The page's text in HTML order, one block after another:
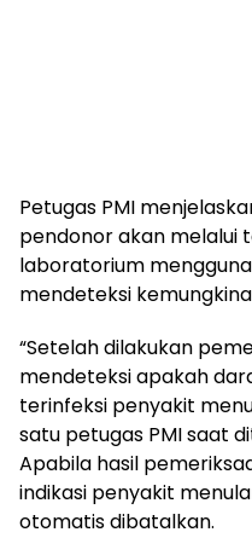
Petugas PMI
pendonor akan melalui
laboratorium
mendeteksi
“Setelah dilakukan
mendeteksi apakah
terinfeksi penyakit
satu petugas PMI saat
Apabila hasil
indikasi penyakit
otomatis dibatalkan.